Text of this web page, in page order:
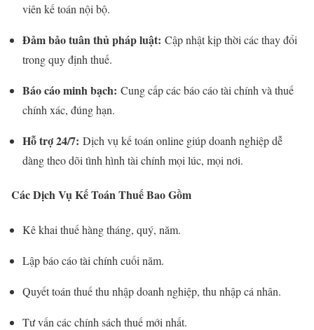
viên kế toán nội bộ.
Đảm bảo tuân thủ pháp luật: Cập nhật kịp thời các thay đổi
trong quy định thuế.
Báo cáo minh bạch: Cung cấp các báo cáo tài chính và thuế
chính xác, đúng hạn.
Hỗ trợ 24/7: Dịch vụ kế toán online giúp doanh nghiệp dễ
dàng theo dõi tình hình tài chính mọi lúc, mọi nơi.
Các Dịch Vụ Kế Toán Thuế Bao Gồm
Kê khai thuế hàng tháng, quý, năm.
Lập báo cáo tài chính cuối năm.
Quyết toán thuế thu nhập doanh nghiệp, thu nhập cá nhân.
Tư vấn các chính sách thuế mới nhất.